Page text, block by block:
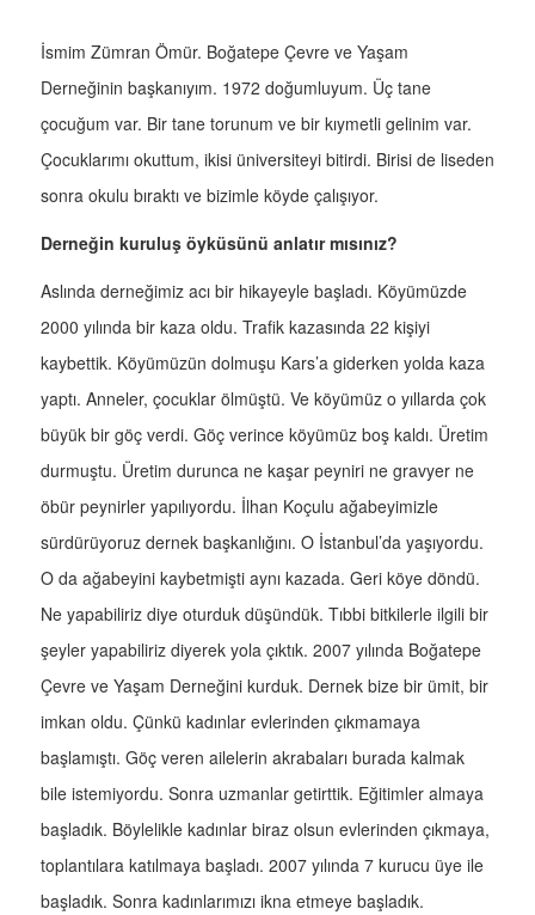
İsmim Zümran Ömür. Boğatepe Çevre ve Yaşam
Derneğinin başkanıyım. 1972 doğumluyum. Üç tane
çocuğum var. Bir tane torunum ve bir kıymetli gelinim var.
Çocuklarımı okuttum, ikisi üniversiteyi bitirdi. Birisi de liseden
sonra okulu bıraktı ve bizimle köyde çalışıyor.
Derneğin kuruluş öyküsünü anlatır mısınız?
Aslında derneğimiz acı bir hikayeyle başladı. Köyümüzde
2000 yılında bir kaza oldu. Trafik kazasında 22 kişiyi
kaybettik. Köyümüzün dolmuşu Kars’a giderken yolda kaza
yaptı. Anneler, çocuklar ölmüştü. Ve köyümüz o yıllarda çok
büyük bir göç verdi. Göç verince köyümüz boş kaldı. Üretim
durmuştu. Üretim durunca ne kaşar peyniri ne gravyer ne
öbür peynirler yapılıyordu. İlhan Koçulu ağabeyimizle
sürdürüyoruz dernek başkanlığını. O İstanbul’da yaşıyordu.
O da ağabeyini kaybetmişti aynı kazada. Geri köye döndü.
Ne yapabiliriz diye oturduk düşündük. Tıbbi bitkilerle ilgili bir
şeyler yapabiliriz diyerek yola çıktık. 2007 yılında Boğatepe
Çevre ve Yaşam Derneğini kurduk. Dernek bize bir ümit, bir
imkan oldu. Çünkü kadınlar evlerinden çıkmamaya
başlamıştı. Göç veren ailelerin akrabaları burada kalmak
bile istemiyordu. Sonra uzmanlar getirttik. Eğitimler almaya
başladık. Böylelikle kadınlar biraz olsun evlerinden çıkmaya,
toplantılara katılmaya başladı. 2007 yılında 7 kurucu üye ile
başladık. Sonra kadınlarımızı ikna etmeye başladık.